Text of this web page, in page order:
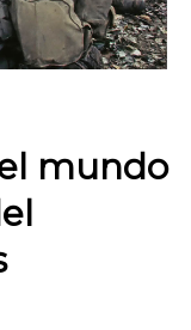
mundo